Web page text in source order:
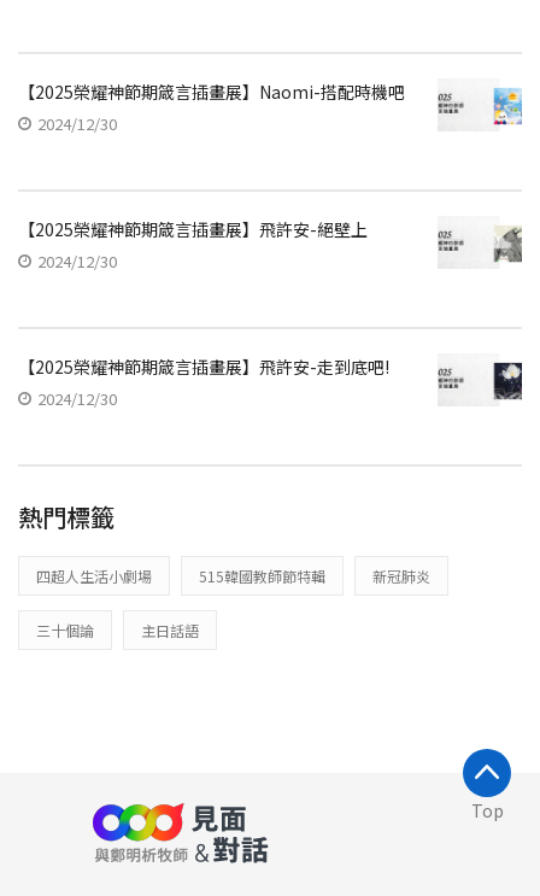
【2025榮耀神節期箴言插畫展】Naomi-搭配時機吧
2024/12/30
【2025榮耀神節期箴言插畫展】飛許安-絕壁上
2024/12/30
【2025榮耀神節期箴言插畫展】飛許安-走到底吧!
2024/12/30
熱門標籤
四超人生活小劇場 515韓國教師節特輯 新冠肺炎
三十個論 主日話語
Top